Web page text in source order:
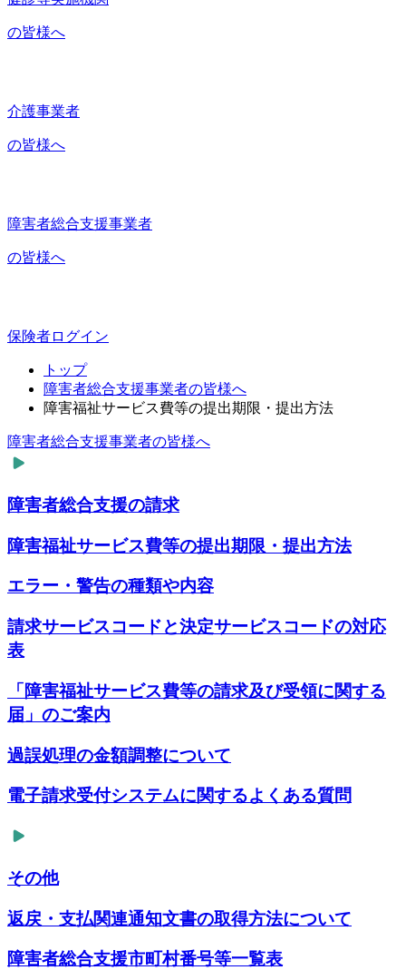
の皆様へ
介護事業者
の皆様へ
障害者総合支援事業者
の皆様へ
保険者ログイン
トップ
障害者総合支援事業者の皆様へ
障害福祉サービス費等の提出期限・提出方法
障害者総合支援事業者の皆様へ
障害者総合支援の請求
障害福祉サービス費等の提出期限・提出方法
エラー・警告の種類や内容
請求サービスコードと決定サービスコードの対応
表
「障害福祉サービス費等の請求及び受領に関する
届」のご案内
過誤処理の金額調整について
電子請求受付システムに関するよくある質問
その他
返戻・支払関連通知文書の取得方法について
障害者総合支援市町村番号等一覧表